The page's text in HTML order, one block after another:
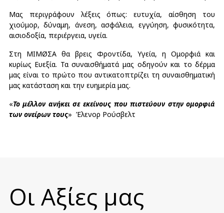
Μας περιγράφουν λέξεις όπως: ευτυχία, αίσθηση του
χιούμορ, δύναμη, άνεση, ασφάλεια, εγγύηση, φυσικότητα,
αισιοδοξία, περιέργεια, υγεία.
Στη MIMØΣΑ θα βρεις Φροντίδα, Υγεία, η Ομορφιά και
κυρίως Ευεξία. Τα συναισθήματά μας οδηγούν και το δέρμα
μας είναι το πρώτο που αντικατοπτρίζει τη συναισθηματική
μας κατάσταση και την ευημερία μας.
«Το μέλλον ανήκει σε εκείνους που πιστεύουν στην ομορφιά
των ονείρων τους» Έλενορ Ρούσβελτ
Οι Αξίες μας